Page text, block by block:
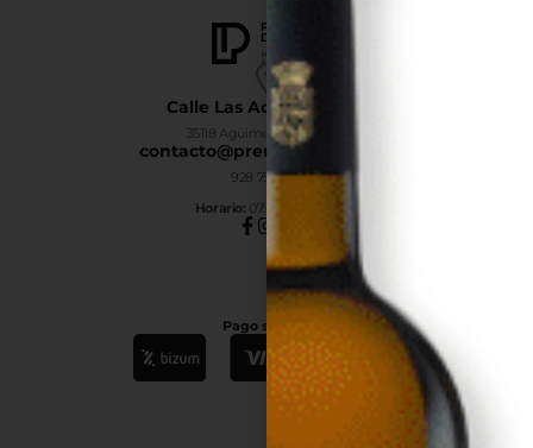
Calle Las Adelfas Nº6-B
35118 Agüimes, Las Palmas
contacto@premiumdrinks.es
928 754 363
Horario: 07:00h a 15:00h
Pago seguro